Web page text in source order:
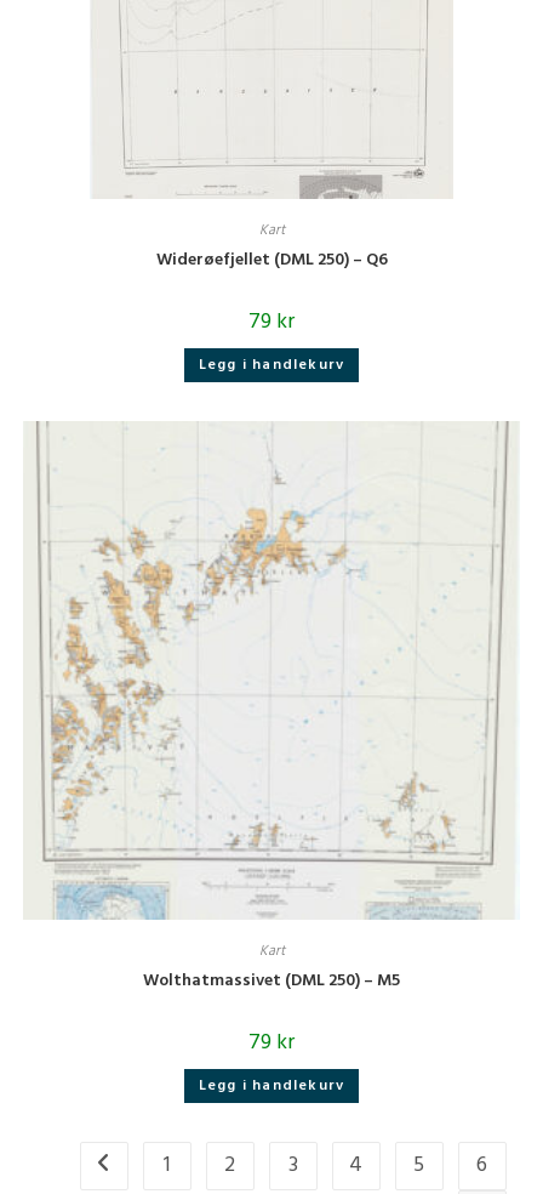
Kart
Widerøefjellet (DML 250) – Q6
79kr
Legg i handlekurv
Kart
Wolthatmassivet (DML 250) – M5
79kr
Legg i handlekurv
1 2 3 4 5
6